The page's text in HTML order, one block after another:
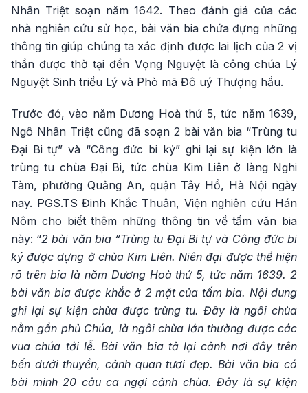
Nhân Triệt soạn năm 1642. Theo đánh giá của các
nhà nghiên cứu sử học, bài văn bia chứa đựng những
thông tin giúp chúng ta xác định được lai lịch của 2 vị
thần được thờ tại đền Vọng Nguyệt là công chúa Lý
Nguyệt Sinh triều Lý và Phò mã Đô uý Thượng hầu.
Trước đó, vào năm Dương Hoà thứ 5, tức năm 1639,
Ngô Nhân Triệt cũng đã soạn 2 bài văn bia “Trùng tu
Đại Bi tự” và “Công đức bi ký” ghi lại sự kiện lớn là
trùng tu chùa Đại Bi, tức chùa Kim Liên ở làng Nghi
Tàm, phường Quảng An, quận Tây Hồ, Hà Nội ngày
nay. PGS.TS Đinh Khắc Thuân, Viện nghiên cứu Hán
Nôm cho biết thêm những thông tin về tấm văn bia
này: “2 bài văn bia “Trùng tu Đại Bi tự và Công đức bi
ký được dựng ở chùa Kim Liên. Niên đại được thể hiện
rõ trên bia là năm Dương Hoà thứ 5, tức năm 1639. 2
bài văn bia được khắc ở 2 mặt của tấm bia. Nội dung
ghi lại sự kiện chùa được trùng tu. Đây là ngôi chùa
nằm gần phủ Chúa, là ngôi chùa lớn thường được các
vua chúa tới lễ. Bài văn bia tả lại cảnh nơi đây trên
bến dưới thuyền, cảnh quan tươi đẹp. Bài văn bia có
bài minh 20 câu ca ngợi cảnh chùa. Đây là sự kiện